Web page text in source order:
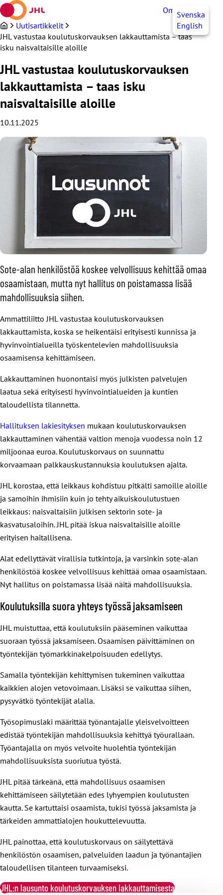
Siirry
sisältöön
OmaJHLSvenska
English
Uutisartikkelit
JHL vastustaa koulutuskorvauksen lakkauttamista – taas
isku naisvaltaisille aloille
JHL vastustaa koulutuskorvauksen
lakkauttamista – taas isku
naisvaltaisille aloille
10.11.2025
Sote-alan henkilöstöä koskee velvollisuus kehittää omaa
osaamistaan, mutta nyt hallitus on poistamassa lisää
mahdollisuuksia siihen.
Ammattiliitto JHL vastustaa koulutuskorvauksen
lakkauttamista, koska se heikentäisi erityisesti kunnissa ja
hyvinvointialueilla työskentelevien mahdollisuuksia
osaamisensa kehittämiseen.
Lakkauttaminen huonontaisi myös julkisten palvelujen
laatua sekä erityisesti hyvinvointialueiden ja kuntien
taloudellista tilannetta.
Hallituksen lakiesityksen mukaan koulutuskorvauksen
lakkauttaminen vähentää valtion menoja vuodessa noin 12
miljoonaa euroa. Koulutuskorvaus on suunnattu
korvaamaan palkkauskustannuksia koulutuksen ajalta.
JHL korostaa, että leikkaus kohdistuu pitkälti samoille aloille
ja samoihin ihmisiin kuin jo tehty aikuiskoulutustuen
leikkaus: naisvaltaisiin julkisen sektorin sote- ja
kasvatusaloihin. JHL pitää iskua naisvaltaisille aloille
erityisen haitallisena.
Alat edellyttävät virallisia tutkintoja, ja varsinkin sote-alan
henkilöstöä koskee velvollisuus kehittää omaa osaamistaan.
Nyt hallitus on poistamassa lisää näitä mahdollisuuksia.
Koulutuksilla suora yhteys työssä jaksamiseen
JHL muistuttaa, että koulutuksiin pääseminen vaikuttaa
suoraan työssä jaksamiseen. Osaamisen päivittäminen on
työntekijän työmarkkinakelpoisuuden edellytys.
Samalla työntekijän kehittymisen tukeminen vaikuttaa
kaikkien alojen vetovoimaan. Lisäksi se vaikuttaa siihen,
pysyvätkö työntekijät alalla.
Työsopimuslaki määrittää työnantajalle yleisvelvoitteen
edistää työntekijän mahdollisuuksia kehittyä työurallaan.
Työantajalla on myös velvoite huolehtia työntekijän
mahdollisuuksista suoriutua työstä.
JHL pitää tärkeänä, että mahdollisuus osaamisen
kehittämiseen säilytetään edes lyhyempien koulutusten
kautta. Se kartuttaisi osaamista, tukisi työssä jaksamista ja
tärkeiden ammattialojen houkuttelevuutta.
JHL painottaa, että koulutuskorvaus on säilytettävä
henkilöstön osaamisen, palveluiden laadun ja työnantajien
taloudellisen tilanteen turvaamiseksi.
JHL:n lausunto koulutuskorvauksen lakkauttamisesta